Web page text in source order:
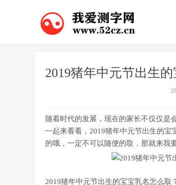
2019猪年中元节出生
随着时代的发展，现在的家长不仅仅是
一起来看看，2019猪年中元节出生的
的哦，一定不可以随便的取，那就来我
2019猪年中元节出生的宝宝乳名怎么取